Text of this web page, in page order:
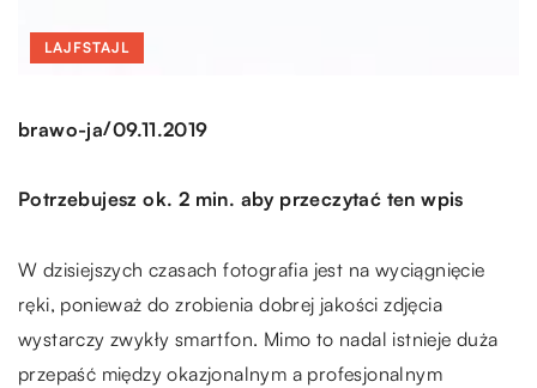
LAJFSTAJL
brawo-ja/09.11.2019
Potrzebujesz ok. 2 min. aby przeczytać ten wpis
W dzisiejszych czasach fotografia jest na wyciągnięcie
ręki, ponieważ do zrobienia dobrej jakości zdjęcia
wystarczy zwykły smartfon. Mimo to nadal istnieje duża
przepaść między okazjonalnym a profesjonalnym